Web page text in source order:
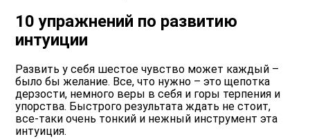
10 упражнений по развитию
интуиции
Развить у себя шестое чувство может каждый –
было бы желание. Все, что нужно – это щепотка
дерзости, немного веры в себя и горы терпения и
упорства. Быстрого результата ждать не стоит,
все-таки очень тонкий и нежный инструмент эта
интуиция.